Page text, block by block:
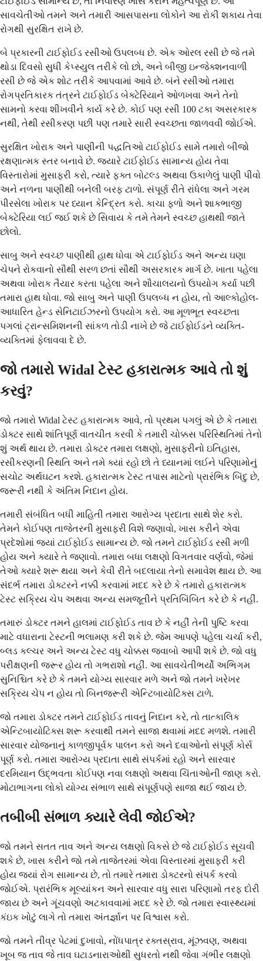
સાવચેતીઓ તમને અને તમારી આસપાસના લોકોને આ રોકી શકાય તેવા
રોગથી સુરક્ષિત રાખે છે.
બે પ્રકારની ટાઈફોઈડ રસીઓ ઉપલબ્ધ છે. એક ઓરલ રસી છે જે તમે
થોડા દિવસો સુધી કેપ્સ્યુલ તરીકે લો છો, અને બીજી ઇન્જેક્શનવાળી
રસી છે જે એક શોટ તરીકે આપવામાં આવે છે. બંને રસીઓ તમારા
રોગપ્રતિકારક તંત્રને ટાઈફોઈડ બેક્ટેરિયાને ઓળખવા અને તેનો
સામનો કરવા શીખવીને કાર્ય કરે છે. કોઈ પણ રસી 100 ટકા અસરકારક
નથી, તેથી રસીકરણ પછી પણ તમારે સારી સ્વચ્છતા જાળવવી જોઈએ.
સુરક્ષિત ખોરાક અને પાણીની પદ્ધતિઓ ટાઈફોઈડ સામે તમારો બીજો
રક્ષણાત્મક સ્તર બનાવે છે. જ્યારે ટાઈફોઈડ સામાન્ય હોય તેવા
વિસ્તારોમાં મુસાફરી કરો, ત્યારે ફક્ત બોટલ્ડ અથવા ઉકાળેલું પાણી પીવો
અને નળના પાણીથી બનેલી બરફ ટાળો. સંપૂર્ણ રીતે રાંધેલા અને ગરમ
પીરસેલા ખોરાક પર ધ્યાન કેન્દ્રિત કરો. કાચા ફળો અને શાકભાજી
બેક્ટેરિયા લઈ જઈ શકે છે સિવાય કે તમે તેમને સ્વચ્છ હાથથી જાતે
છોલો.
સાબુ અને સ્વચ્છ પાણીથી હાથ ધોવા એ ટાઈફોઈડ અને અન્ય ઘણા
ચેપને રોકવાનો સૌથી સરળ છતાં સૌથી અસરકારક માર્ગ છે. ખાતા પહેલા
અથવા ખોરાક તૈયાર કરતા પહેલા અને શૌચાલયનો ઉપયોગ કર્યા પછી
તમારા હાથ ધોવા. જો સાબુ અને પાણી ઉપલબ્ધ ન હોય, તો આલ્કોહોલ-
આધારિત હેન્ડ સેનિટાઈઝરનો ઉપયોગ કરો. આ મૂળભૂત સ્વચ્છતા
પગલાં ટ્રાન્સમિશનની સાંકળ તોડી નાખે છે જે ટાઈફોઈડને વ્યક્તિ-
વ્યક્તિમાં ફેલાવવા દે છે.
જો તમારો Widal ટેસ્ટ હકારાત્મક આવે તો શું
કરવું?
જો તમારો Widal ટેસ્ટ હકારાત્મક આવે, તો પ્રથમ પગલું એ છે કે તમારા
ડોક્ટર સાથે શાંતિપૂર્ણ વાતચીત કરવી કે તમારી ચોક્કસ પરિસ્થિતિમાં તેનો
શું અર્થ થાય છે. તમારા ડોક્ટર તમારા લક્ષણો, મુસાફરીનો ઇતિહાસ,
રસીકરણની સ્થિતિ અને તમે ક્યાં રહો છો તે ધ્યાનમાં લઈને પરિણામોનું
સચોટ અર્થઘટન કરશે. હકારાત્મક ટેસ્ટ તપાસ માટેનો પ્રારંભિક બિંદુ છે,
જરૂરી નથી કે અંતિમ નિદાન હોય.
તમારી સંબંધિત બધી માહિતી તમારા આરોગ્ય પ્રદાતા સાથે શેર કરો.
તેમને કોઈપણ તાજેતરની મુસાફરી વિશે જણાવો, ખાસ કરીને એવા
પ્રદેશોમાં જ્યાં ટાઈફોઈડ સામાન્ય છે. જો તમને ટાઈફોઈડ રસી મળી
હોય અને ક્યારે તે જણાવો. તમારા બધા લક્ષણો વિગતવાર વર્ણવો, જેમાં
તેઓ ક્યારે શરૂ થયા અને કેવી રીતે બદલાયા તેનો સમાવેશ થાય છે. આ
સંદર્ભ તમારા ડોક્ટરને નક્કી કરવામાં મદદ કરે છે કે તમારો હકારાત્મક
ટેસ્ટ સક્રિય ચેપ અથવા અન્ય સમજૂતીને પ્રતિબિંબિત કરે છે કે નહીં.
તમારું ડોક્ટર તમને હાલમાં ટાઈફોઈડ તાવ છે કે નહીં તેની પુષ્ટિ કરવા
માટે વધારાના ટેસ્ટની ભલામણ કરી શકે છે. જેમ આપણે પહેલા ચર્ચા કરી,
બ્લડ કલ્ચર અને અન્ય ટેસ્ટ વધુ ચોક્કસ જવાબો આપી શકે છે. જો વધુ
પરીક્ષણની જરૂર હોય તો ગભરાશો નહીં. આ સાવચેતીભર્યો અભિગમ
સુનિશ્ચિત કરે છે કે તમને યોગ્ય સારવાર મળે અને જો તમને ખરેખર
સક્રિય ચેપ ન હોય તો બિનજરૂરી એન્ટિબાયોટિક્સ ટાળે.
જો તમારા ડોક્ટર તમને ટાઈફોઈડ તાવનું નિદાન કરે, તો તાત્કાલિક
એન્ટિબાયોટિક્સ શરૂ કરવાથી તમને સાજા થવામાં મદદ મળશે. તમારી
સારવાર યોજનાનું કાળજીપૂર્વક પાલન કરો અને દવાઓનો સંપૂર્ણ કોર્સ
પૂર્ણ કરો. તમારા આરોગ્ય પ્રદાતા સાથે સંપર્કમાં રહો અને સારવાર
દરમિયાન ઉદ્ભવતા કોઈપણ નવા લક્ષણો અથવા ચિંતાઓની જાણ કરો.
મોટાભાગના લોકો યોગ્ય સંભાળ સાથે સંપૂર્ણપણે સાજા થઈ જાય છે.
તબીબી સંભાળ ક્યારે લેવી જોઈએ?
જો તમને સતત તાવ અને અન્ય લક્ષણો વિકસે છે જે ટાઈફોઈડ સૂચવી
શકે છે, ખાસ કરીને જો તમે તાજેતરમાં એવા વિસ્તારમાં મુસાફરી કરી
હોય જ્યાં રોગ સામાન્ય છે, તો તમારે તમારા ડોક્ટરનો સંપર્ક કરવો
જોઈએ. પ્રારંભિક મૂલ્યાંકન અને સારવાર વધુ સારા પરિણામો તરફ દોરી
જાય છે અને ગૂંચવણો અટકાવવામાં મદદ કરે છે. જો તમારા સ્વાસ્થ્યમાં
કંઇક ખોટું લાગે તો તમારા અંતર્જ્ઞાન પર વિશ્વાસ કરો.
જો તમને તીવ્ર પેટમાં દુખાવો, નોંધપાત્ર રક્તસ્રાવ, મૂંઝવણ, અથવા
ખૂબ જ તાવ જે તાવ ઘટાડનારાઓથી સુધરતો નથી જેવા ગંભીર લક્ષણો